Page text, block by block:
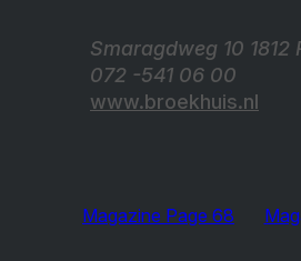
Smaragdweg 10 1812
072 -541 06 00
www.broekhuis.nl
Magazine Page 68